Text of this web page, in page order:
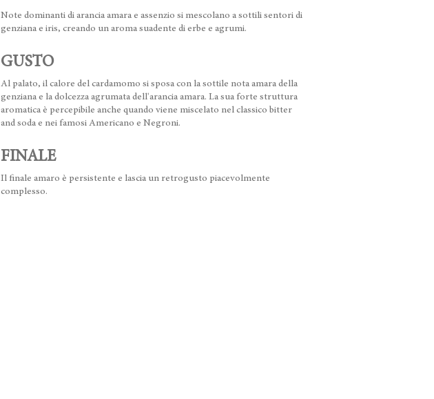
Note dominanti di arancia amara e assenzio si mescolano a sottili sentori di
genziana e iris, creando un aroma suadente di erbe e agrumi.
GUSTO
Al palato, il calore del cardamomo si sposa con la sottile nota amara della
genziana e la dolcezza agrumata dell'arancia amara. La sua forte struttura
aromatica è percepibile anche quando viene miscelato nel classico bitter
and soda e nei famosi Americano e Negroni.
FINALE
Il finale amaro è persistente e lascia un retrogusto piacevolmente
complesso.